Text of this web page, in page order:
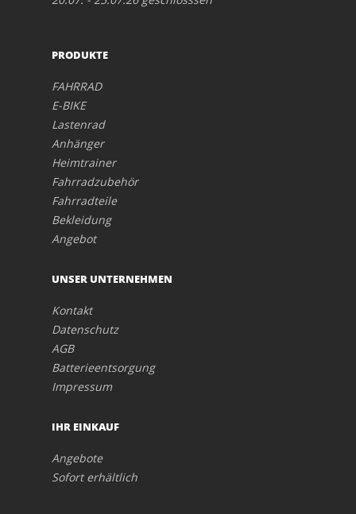
PRODUKTE
FAHRRAD
E-BIKE
Lastenrad
Anhänger
Heimtrainer
Fahrradzubehör
Fahrradteile
Bekleidung
Angebot
UNSER UNTERNEHMEN
Kontakt
Datenschutz
AGB
Batterieentsorgung
Impressum
IHR EINKAUF
Angebote
Sofort erhältlich